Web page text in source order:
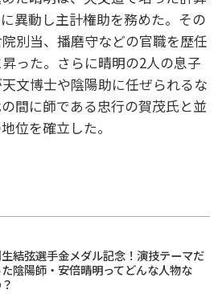
異動し主計権助を務めた。その
別当、播磨守などの官職を歴任
った。さらに晴明の2人の息子
文博士や陰陽助に任ぜられるな
間に師である忠行の賀茂氏と並
位を確立した。
結弦選手金メダル記念！演技テーマだ
た陰陽師・安倍晴明ってどんな人物な